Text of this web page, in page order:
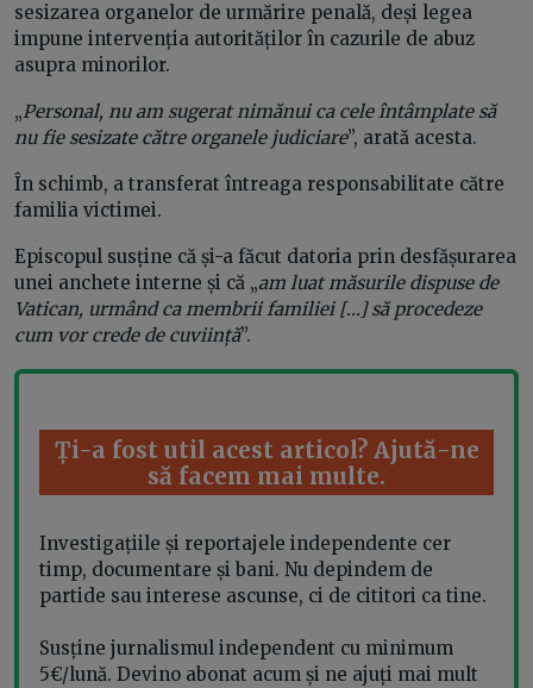
sesizarea organelor de urmărire penală, deși legea
impune intervenția autorităților în cazurile de abuz
asupra minorilor.
„Personal, nu am sugerat nimănui ca cele întâmplate să
nu fie sesizate către organele judiciare”, arată acesta.
În schimb, a transferat întreaga responsabilitate către
familia victimei.
Episcopul susține că și-a făcut datoria prin desfășurarea
unei anchete interne și că „am luat măsurile dispuse de
Vatican, urmând ca membrii familiei [...] să procedeze
cum vor crede de cuviință”.
Ți-a fost util acest articol? Ajută-ne
să facem mai multe.
Investigațiile și reportajele independente cer
timp, documentare și bani. Nu depindem de
partide sau interese ascunse, ci de cititori ca tine.
Susține jurnalismul independent cu minimum
5€/lună. Devino abonat acum și ne ajuți mai mult